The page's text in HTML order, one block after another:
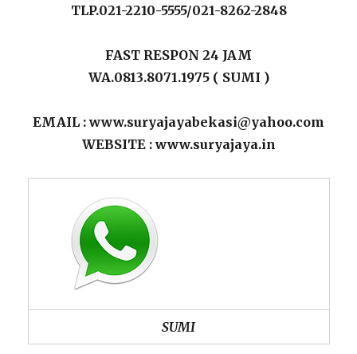
TLP.021-2210-5555/021-8262-2848
FAST RESPON 24 JAM
WA.0813.8071.1975 ( SUMI )
EMAIL : www.suryajayabekasi@yahoo.com
WEBSITE : www.suryajaya.in
SUMI